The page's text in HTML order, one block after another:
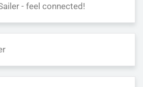
- feel connected!